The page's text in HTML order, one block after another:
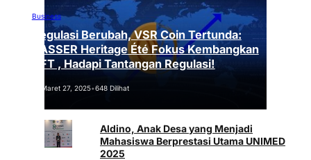
Business
Regulasi Berubah, VSR Coin Tertunda:
VASSER Heritage Été Fokus Kembangkan
NFT , Hadapi Tantangan Regulasi!
Maret 27, 2025•648 Dilihat
Aldino, Anak Desa yang Menjadi
Mahasiswa Berprestasi Utama UNIMED
2025